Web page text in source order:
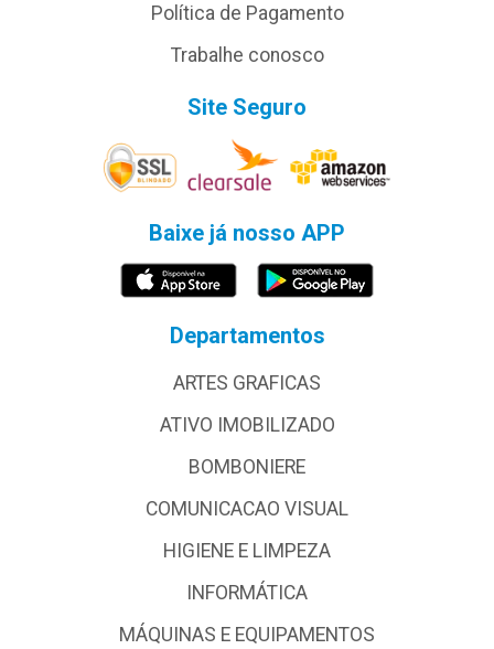
Política de Pagamento
Trabalhe conosco
Site Seguro
Baixe já nosso APP
Departamentos
ARTES GRAFICAS
ATIVO IMOBILIZADO
BOMBONIERE
COMUNICACAO VISUAL
HIGIENE E LIMPEZA
INFORMÁTICA
MÁQUINAS E EQUIPAMENTOS